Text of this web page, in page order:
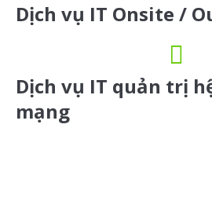
Dịch vụ IT Onsite /
Dịch vụ IT quản trị
mạng